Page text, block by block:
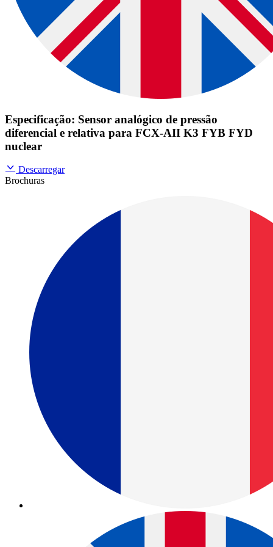
Especificação: Sensor analógico de pressão
diferencial e relativa para FCX-AII K3 FYB FYD
nuclear
Descarregar
Brochuras